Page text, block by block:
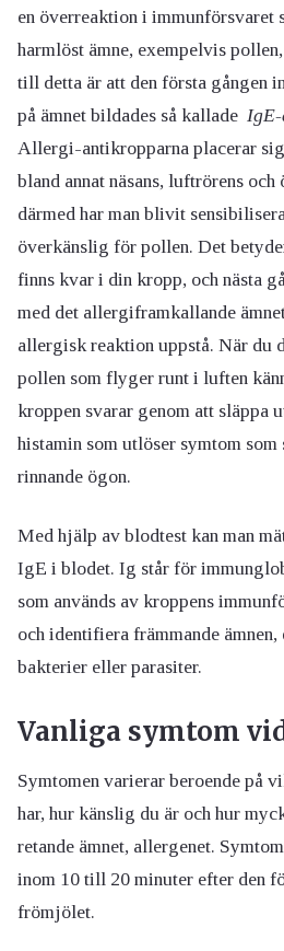
en överreaktion i immunförsvaret
harmlöst ämne, exempelvis
till detta är att den första gången
på ämnet bildades så kallade
Allergi-antikropparna placerar
bland annat näsans, luftrörens och
därmed har man blivit
överkänslig för pollen. Det
finns kvar i din kropp, och nästa
med det allergiframkallande
allergisk reaktion uppstå. När du
pollen som flyger runt i luften
kroppen svarar genom att släppa
histamin som utlöser symtom som
rinnande ögon.
Med hjälp av blodtest kan man
IgE i blodet. Ig står för
som används av kroppens
och identifiera främmande
bakterier eller parasiter.
Vanliga symtom
Symtomen varierar beroende på
har, hur känslig du är och hur
retande ämnet, allergenet.
inom 10 till 20 minuter efter den
frömjölet.